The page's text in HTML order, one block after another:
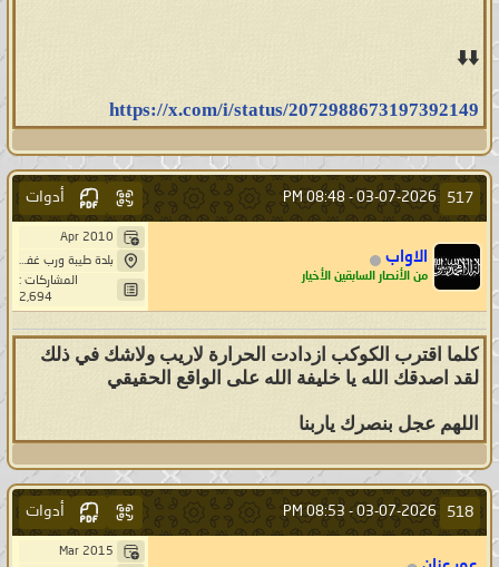
⬇️⬇️
https://x.com/i/status/2072988673197392149
517
03-07-2026 -
08:48 PM أدوات
الاواب
من الأنصار السابقين الأخيار
Apr 2010
بلدة طيبة ورب غفور
المشاركات :
2,694
كلما اقترب الكوكب ازدادت الحرارة لاريب ولاشك في ذلك
لقد اصدقك الله يا خليفة الله على الواقع الحقيقي
اللهم عجل بنصرك ياربنا
518
03-07-2026 -
08:53 PM أدوات
Mar 2015